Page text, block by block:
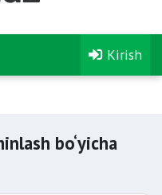
Kirish
bo‘yicha